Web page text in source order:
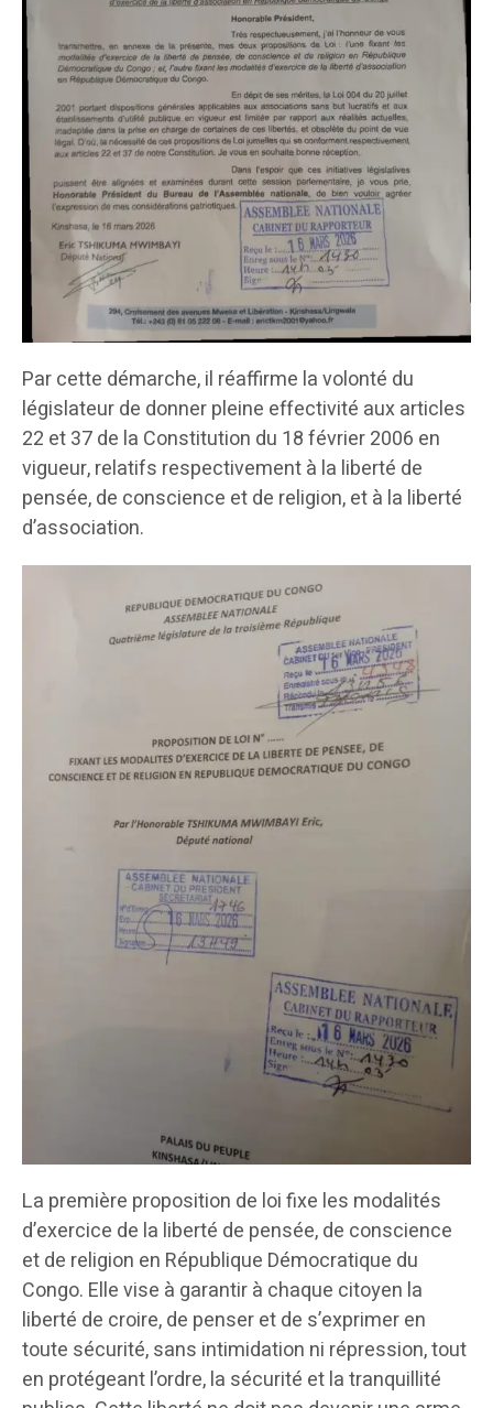
Par cette démarche, il réaffirme la volonté du
législateur de donner pleine effectivité aux articles
22 et 37 de la Constitution du 18 février 2006 en
vigueur, relatifs respectivement à la liberté de
pensée, de conscience et de religion, et à la liberté
d’association.
La première proposition de loi fixe les modalités
d’exercice de la liberté de pensée, de conscience
et de religion en République Démocratique du
Congo. Elle vise à garantir à chaque citoyen la
liberté de croire, de penser et de s’exprimer en
toute sécurité, sans intimidation ni répression, tout
en protégeant l’ordre, la sécurité et la tranquillité